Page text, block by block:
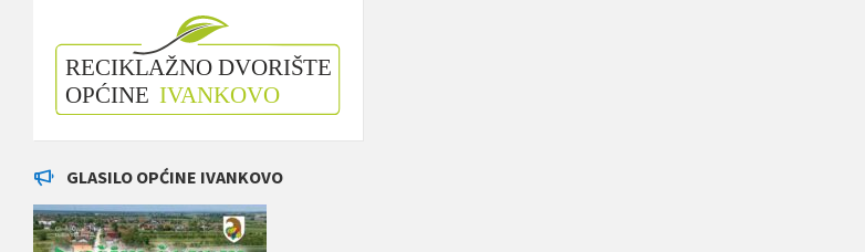
GLASILO OPĆINE IVANKOVO